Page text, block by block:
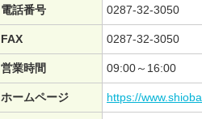
電話番号 0287-32-3050
FAX 0287-32-3050
営業時間 09:00～16:00
ホームページ https://